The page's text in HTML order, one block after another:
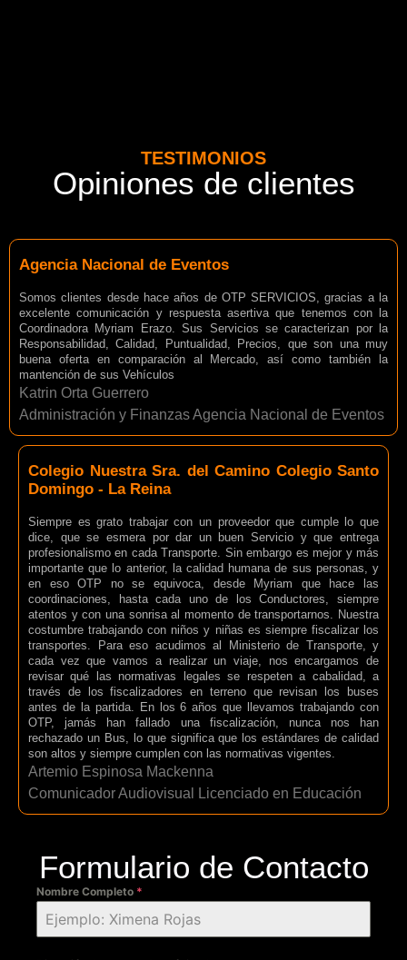
TESTIMONIOS
Opiniones de clientes
Agencia Nacional de Eventos
Somos clientes desde hace años de OTP SERVICIOS, gracias a la
excelente comunicación y respuesta asertiva que tenemos con la
Coordinadora Myriam Erazo. Sus Servicios se caracterizan por la
Responsabilidad, Calidad, Puntualidad, Precios, que son una muy
buena oferta en comparación al Mercado, así como también la
mantención de sus Vehículos
Katrin Orta Guerrero
Administración y Finanzas Agencia Nacional de Eventos
Colegio Nuestra Sra. del Camino Colegio Santo
Domingo - La Reina
Siempre es grato trabajar con un proveedor que cumple lo que
dice, que se esmera por dar un buen Servicio y que entrega
profesionalismo en cada Transporte. Sin embargo es mejor y más
importante que lo anterior, la calidad humana de sus personas, y
en eso OTP no se equivoca, desde Myriam que hace las
coordinaciones, hasta cada uno de los Conductores, siempre
atentos y con una sonrisa al momento de transportarnos. Nuestra
costumbre trabajando con niños y niñas es siempre fiscalizar los
transportes. Para eso acudimos al Ministerio de Transporte, y
cada vez que vamos a realizar un viaje, nos encargamos de
revisar qué las normativas legales se respeten a cabalidad, a
través de los fiscalizadores en terreno que revisan los buses
antes de la partida. En los 6 años que llevamos trabajando con
OTP, jamás han fallado una fiscalización, nunca nos han
rechazado un Bus, lo que significa que los estándares de calidad
son altos y siempre cumplen con las normativas vigentes.
Artemio Espinosa Mackenna
Comunicador Audiovisual Licenciado en Educación
Formulario de Contacto
Nombre Completo *